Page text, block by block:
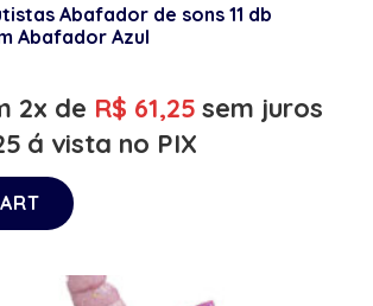
Abafador de sons 11 db
Abafador Azul
2x de R$ 61,25 sem juros
á vista no PIX